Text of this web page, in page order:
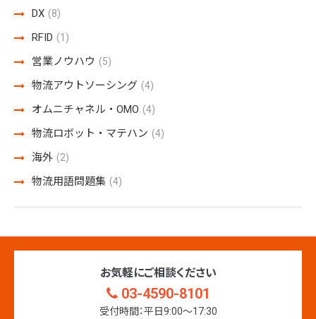
DX (8)
RFID (1)
営業ノウハウ (5)
物流アウトソーシング (4)
オムニチャネル・OMO (4)
物流ロボット・マテハン (4)
海外 (2)
物流用語問題集 (4)
お気軽にご相談ください
03-4590-8101
受付時間：平日9:00〜17:30